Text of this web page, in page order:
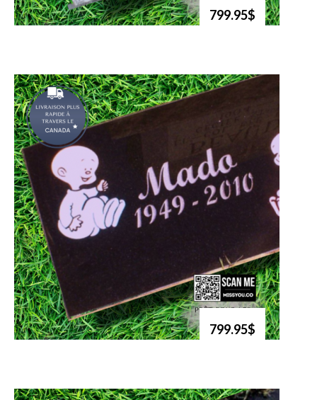
799.95$
799.95$